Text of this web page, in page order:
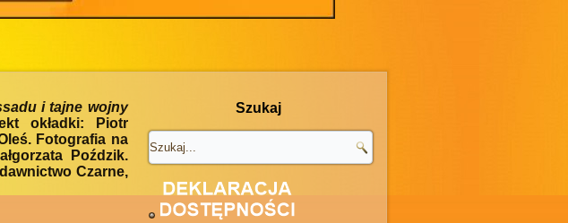
i tajne wojny
okładki: Piotr
Fotografia na
Poździk.
Czarne,
Szukaj